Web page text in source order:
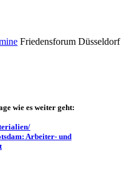
Friedensforum Düsseldorf
wie es weiter geht:
Arbeiter- und